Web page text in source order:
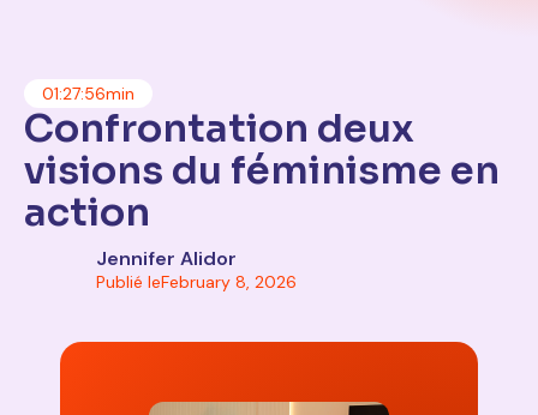
01:27:56min
Confrontation deux
visions du féminisme en
action
Jennifer Alidor
Publié leFebruary 8, 2026